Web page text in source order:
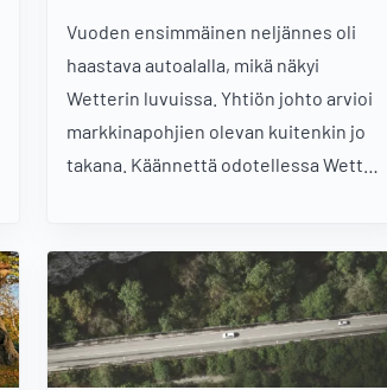
Vuoden ensimmäinen neljännes oli
haastava autoalalla, mikä näkyi
Wetterin luvuissa. Yhtiön johto arvioi
markkinapohjien olevan kuitenkin jo
takana. Käännettä odotellessa Wetteri
terävöittämiseen. Huolto tuo
defensiivisyyttä.